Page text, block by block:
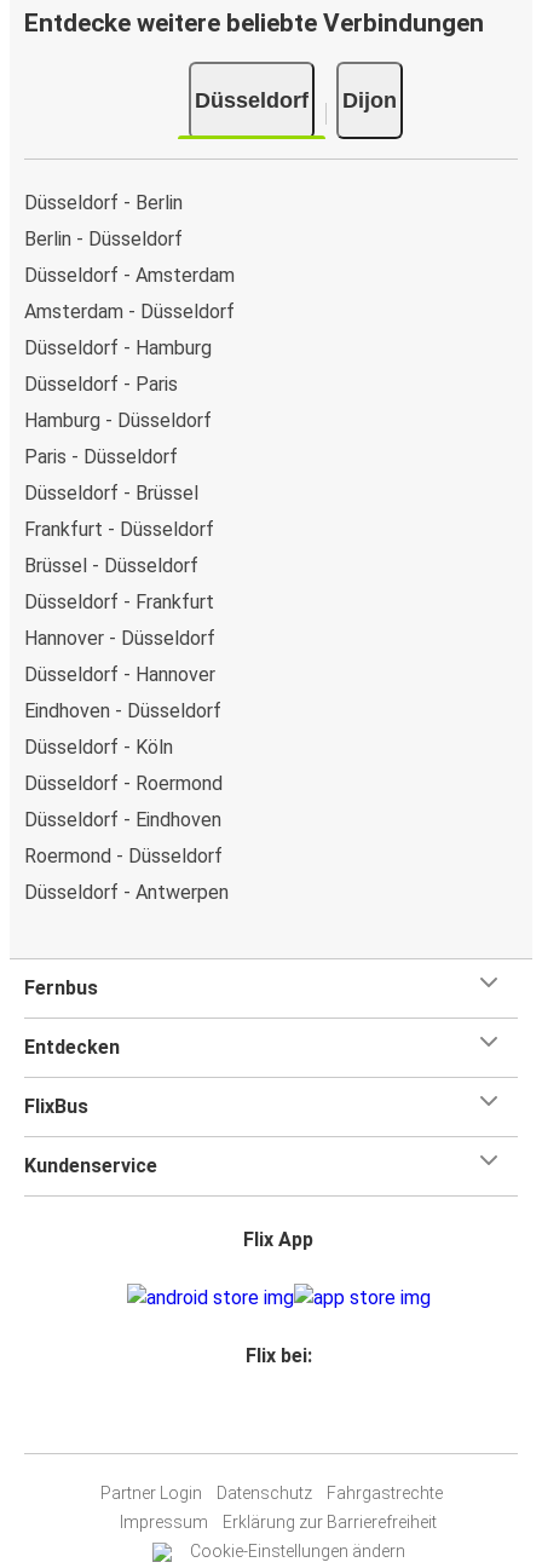
Entdecke weitere beliebte Verbindungen
Düsseldorf Dijon
Düsseldorf - Berlin
Berlin - Düsseldorf
Düsseldorf - Amsterdam
Amsterdam - Düsseldorf
Düsseldorf - Hamburg
Düsseldorf - Paris
Hamburg - Düsseldorf
Paris - Düsseldorf
Düsseldorf - Brüssel
Frankfurt - Düsseldorf
Brüssel - Düsseldorf
Düsseldorf - Frankfurt
Hannover - Düsseldorf
Düsseldorf - Hannover
Eindhoven - Düsseldorf
Düsseldorf - Köln
Düsseldorf - Roermond
Düsseldorf - Eindhoven
Roermond - Düsseldorf
Düsseldorf - Antwerpen
Fernbus
Entdecken
FlixBus
Kundenservice
Flix App
Flix bei:
Partner Login Datenschutz
Fahrgastrechte
Impressum
Erklärung zur Barrierefreiheit
Cookie-Einstellungen ändern